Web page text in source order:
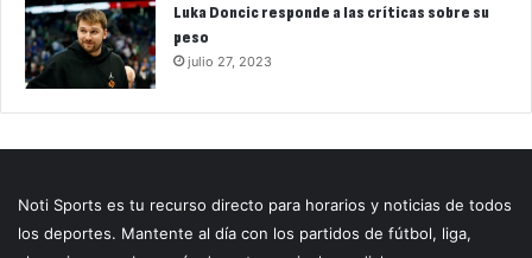
Luka Doncic responde a las críticas sobre su
peso
julio 27, 2023
Noti Sports es tu recurso directo para horarios y noticias de todos
los deportes. Mantente al día con los partidos de fútbol, liga,